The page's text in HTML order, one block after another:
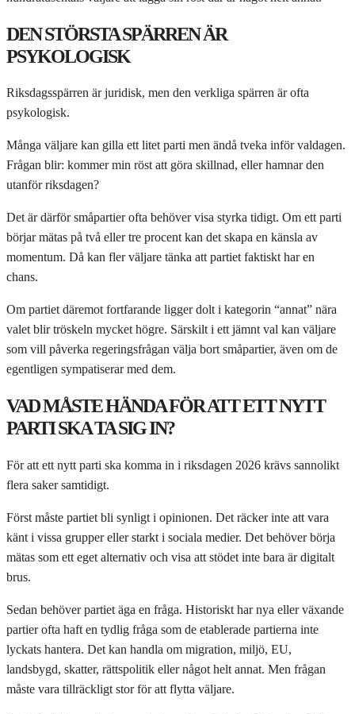
DEN STÖRSTA SPÄRREN ÄR
PSYKOLOGISK
Riksdagsspärren är juridisk, men den verkliga spärren är ofta
psykologisk.
Många väljare kan gilla ett litet parti men ändå tveka inför valdagen.
Frågan blir: kommer min röst att göra skillnad, eller hamnar den
utanför riksdagen?
Det är därför småpartier ofta behöver visa styrka tidigt. Om ett parti
börjar mätas på två eller tre procent kan det skapa en känsla av
momentum. Då kan fler väljare tänka att partiet faktiskt har en
chans.
Om partiet däremot fortfarande ligger dolt i kategorin “annat” nära
valet blir tröskeln mycket högre. Särskilt i ett jämnt val kan väljare
som vill påverka regeringsfrågan välja bort småpartier, även om de
egentligen sympatiserar med dem.
VAD MÅSTE HÄNDA FÖR ATT ETT NYTT
PARTI SKA TA SIG IN?
För att ett nytt parti ska komma in i riksdagen 2026 krävs sannolikt
flera saker samtidigt.
Först måste partiet bli synligt i opinionen. Det räcker inte att vara
känt i vissa grupper eller starkt i sociala medier. Det behöver börja
mätas som ett eget alternativ och visa att stödet inte bara är digitalt
brus.
Sedan behöver partiet äga en fråga. Historiskt har nya eller växande
partier ofta haft en tydlig fråga som de etablerade partierna inte
lyckats hantera. Det kan handla om migration, miljö, EU,
landsbygd, skatter, rättspolitik eller något helt annat. Men frågan
måste vara tillräckligt stor för att flytta väljare.